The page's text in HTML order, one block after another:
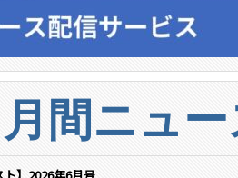
月間ニュ